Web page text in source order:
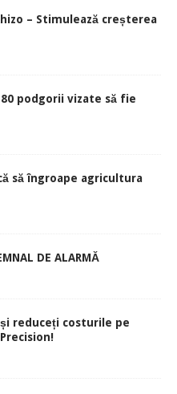
– Stimulează creșterea
podgorii vizate să fie
să îngroape agricultura
DE ALARMĂ
reduceți costurile pe